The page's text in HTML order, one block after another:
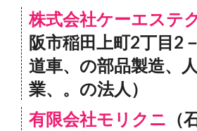
株式会社ケーエステ
阪市稲田上町2丁目2
道車、の部品製造、
業、。の法人）
有限会社モリクニ （